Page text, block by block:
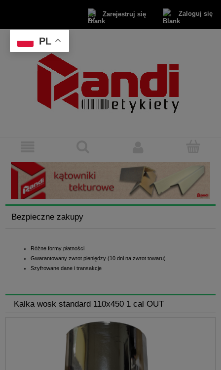
Zarejestruj się Zaloguj się
Bezpieczne zakupy
Różne formy płatności
Gwarantowany zwrot pieniędzy (10 dni na zwrot towaru)
Szyfrowane dane i transakcje
Kalka wosk standard 110x450 1 cal OUT
PL